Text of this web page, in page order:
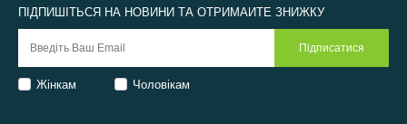
ПІДПИШІТЬСЯ НА НОВИНИ ТА ОТРИМАЙТЕ ЗНИЖКУ
Жінкам Чоловікам